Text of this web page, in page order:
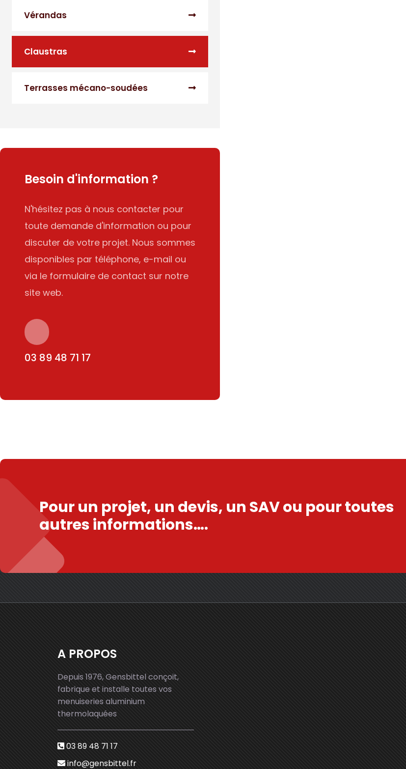
Vérandas
Claustras
Terrasses mécano-soudées
Besoin d'information ?
N'hésitez pas à nous contacter pour
toute demande d'information ou pour
discuter de votre projet. Nous sommes
disponibles par téléphone, e-mail ou
via le formulaire de contact sur notre
site web.
03 89 48 71 17
Pour un projet, un devis, un SAV ou pour toutes
autres informations….
A PROPOS
Depuis 1976, Gensbittel conçoit,
fabrique et installe toutes vos
menuiseries aluminium
thermolaquées
03 89 48 71 17
info@gensbittel.fr